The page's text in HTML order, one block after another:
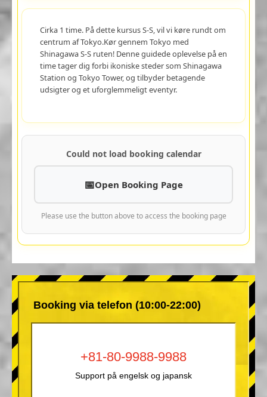
Cirka 1 time. På dette kursus S-S, vil vi køre rundt om
centrum af Tokyo.Kør gennem Tokyo med
Shinagawa S-S ruten! Denne guidede oplevelse på en
time tager dig forbi ikoniske steder som Shinagawa
Station og Tokyo Tower, og tilbyder betagende
udsigter og et uforglemmeligt eventyr.
Could not load booking calendar
Open Booking Page
Please use the button above to access the booking page
Booking via telefon (10:00-22:00)
+81-80-9988-9988
Support på engelsk og japansk